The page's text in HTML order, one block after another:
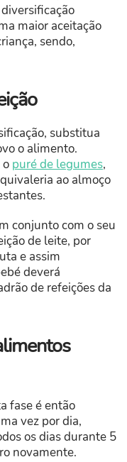
maior aceitação
sendo,
substitua
o alimento.
puré de legumes,
ao almoço
conjunto com o seu
de leite, por
e assim
deverá
de refeições da
fase é então
vez por dia,
os dias durante 5
novamente.